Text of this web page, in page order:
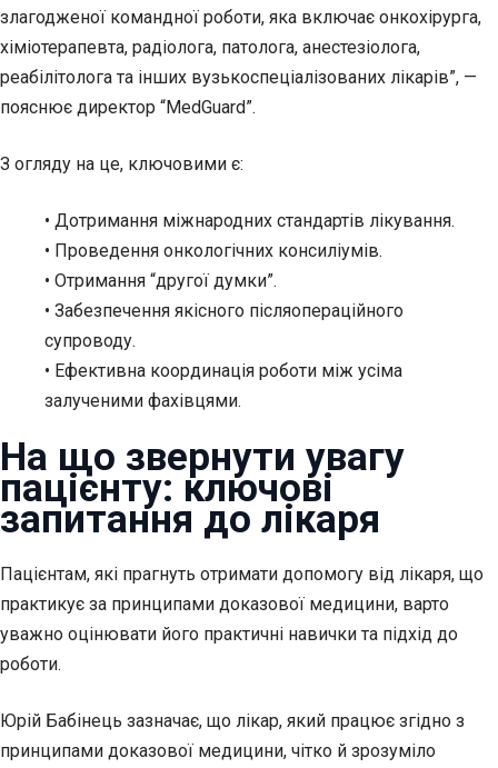
злагодженої командної роботи, яка включає онкохірурга,
хіміотерапевта, радіолога, патолога, анестезіолога,
реабілітолога та інших вузькоспеціалізованих лікарів”, —
пояснює директор “MedGuard”.
З огляду на це, ключовими є:
• Дотримання міжнародних стандартів лікування.
• Проведення онкологічних консиліумів.
• Отримання “другої думки”.
• Забезпечення якісного післяопераційного
супроводу.
• Ефективна координація роботи між усіма
залученими фахівцями.
На що звернути увагу
пацієнту: ключові
запитання до лікаря
Пацієнтам, які прагнуть отримати допомогу від лікаря, що
практикує за принципами доказової медицини, варто
уважно оцінювати його практичні навички та підхід до
роботи.
Юрій Бабінець зазначає, що лікар, який працює згідно з
принципами доказової медицини, чітко й зрозуміло